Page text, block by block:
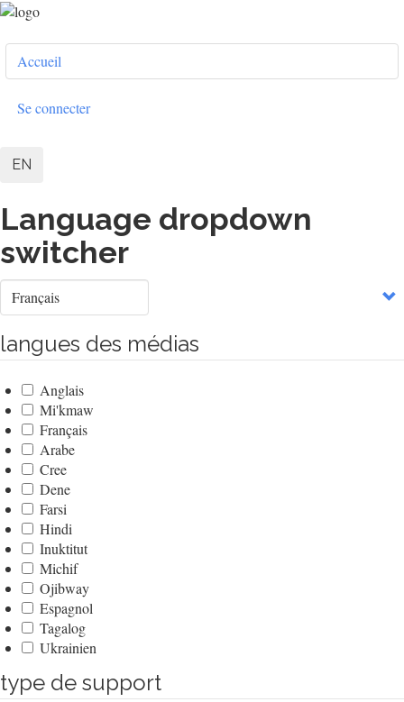
Aller
contenu
principal
User
account
menu
Accueil
Se connecter
EN
Language dropdown
switcher
Select
your
langues des médias
Anglais
Mi'kmaw
Français
Arabe
Cree
Dene
Farsi
Hindi
Inuktitut
Michif
Ojibway
Espagnol
Tagalog
Ukrainien
type de support